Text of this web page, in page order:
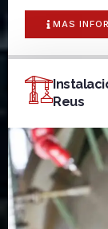
MAS
Reus